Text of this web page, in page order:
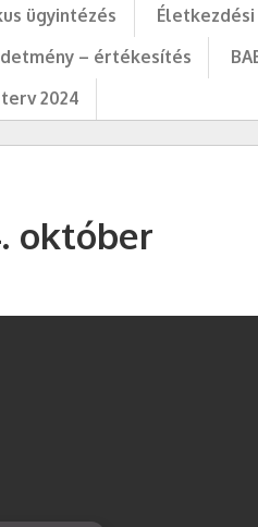
ügyintézés
– értékesítés
2024
október